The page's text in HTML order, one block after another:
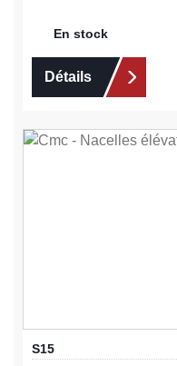
En stock
Détails
S15